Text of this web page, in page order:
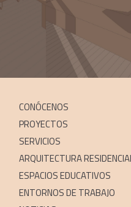
CONÓCENOS
PROYECTOS
SERVICIOS
ARQUITECTURA
ESPACIOS EDUCATIVOS
ENTORNOS DE TRABAJO